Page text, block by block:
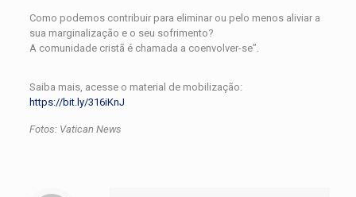
Como podemos contribuir para eliminar ou pelo menos aliviar a
sua marginalização e o seu sofrimento?
A comunidade cristã é chamada a coenvolver-se”.
Saiba mais, acesse o material de mobilização:
https://bit.ly/316iKnJ
Fotos: Vatican News